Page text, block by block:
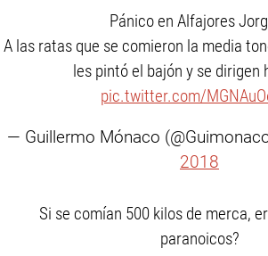
Pánico en Alfajores
A las ratas que se comieron la media
les pintó el bajón y se dirigen
pic.twitter.com/
— Guillermo Mónaco
2018
Si se comían 500 kilos de merca,
paranoicos?